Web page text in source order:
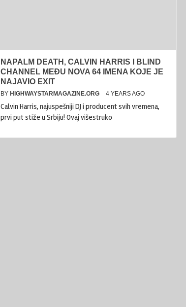
NAPALM DEATH, CALVIN HARRIS I BLIND
CHANNEL MEĐU NOVA 64 IMENA KOJE JE
NAJAVIO EXIT
BY HIGHWAYSTARMAGAZINE.ORG 4 YEARS AGO
Calvin Harris, najuspešniji DJ i producent svih vremena,
prvi put stiže u Srbiju! Ovaj višestruko